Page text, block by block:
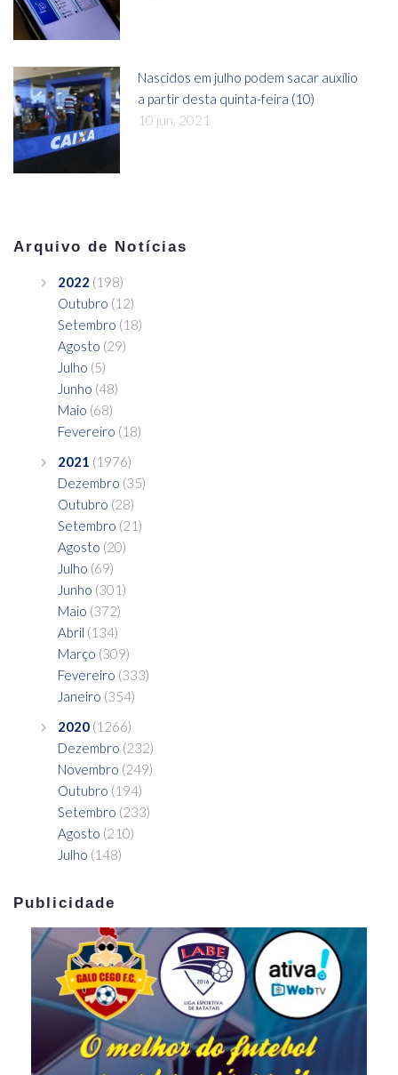
Nascidos em julho podem sacar auxílio
a partir desta quinta-feira (10)
10 jun, 2021
Arquivo de Notícias
2022 (198)
Outubro (12)
Setembro (18)
Agosto (29)
Julho (5)
Junho (48)
Maio (68)
Fevereiro (18)
2021 (1976)
Dezembro (35)
Outubro (28)
Setembro (21)
Agosto (20)
Julho (69)
Junho (301)
Maio (372)
Abril (134)
Março (309)
Fevereiro (333)
Janeiro (354)
2020 (1266)
Dezembro (232)
Novembro (249)
Outubro (194)
Setembro (233)
Agosto (210)
Julho (148)
Publicidade